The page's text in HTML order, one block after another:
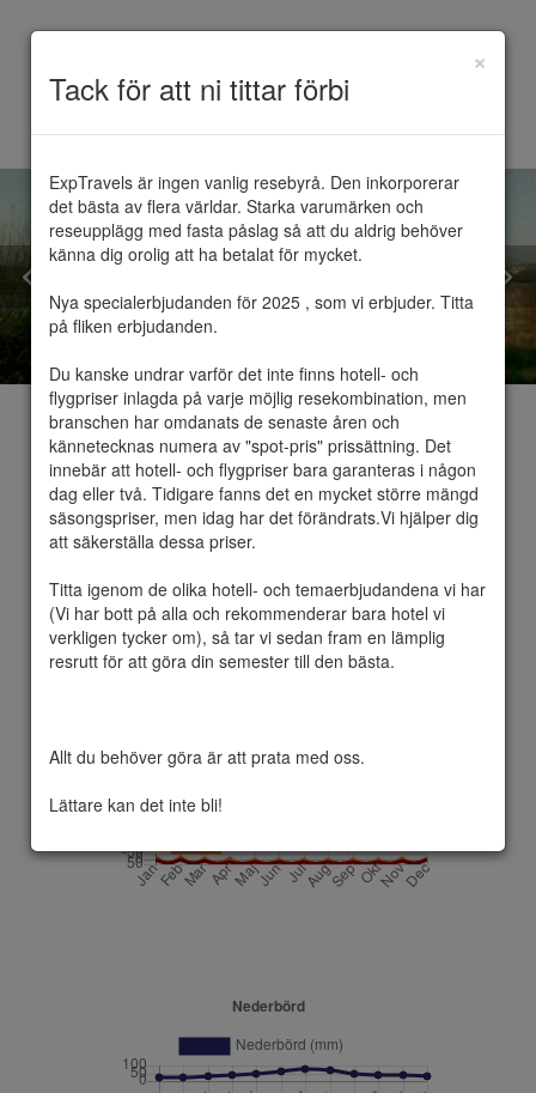
Tack för att ni tittar förbi
×
ExpTravels är ingen vanlig resebyrå. Den inkorporerar
det bästa av flera världar. Starka varumärken och
reseupplägg med fasta påslag så att du aldrig behöver
känna dig orolig att ha betalat för mycket.
Nya specialerbjudanden för 2025 , som vi erbjuder. Titta
på fliken erbjudanden.
Du kanske undrar varför det inte finns hotell- och
flygpriser inlagda på varje möjlig resekombination, men
branschen har omdanats de senaste åren och
kännetecknas numera av "spot-pris" prissättning. Det
innebär att hotell- och flygpriser bara garanteras i någon
dag eller två. Tidigare fanns det en mycket större mängd
säsongspriser, men idag har det förändrats.Vi hjälper dig
att säkerställa dessa priser.
Titta igenom de olika hotell- och temaerbjudandena vi har
(Vi har bott på alla och rekommenderar bara hotel vi
verkligen tycker om), så tar vi sedan fram en lämplig
resrutt för att göra din semester till den bästa.
Allt du behöver göra är att prata med oss.
Lättare kan det inte bli!
Sobienie-Jeziory
Sobienie-Jeziory  är en by i Otwock County,
Polen. Från 1975 till 1998 var byn i Siedlce
Voivodeship. Det är huvudstaden i det